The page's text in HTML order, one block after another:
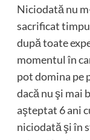
Niciodată nu
sacrificat
după toate
momentul în
pot domina pe
dacă nu şi mai
aşteptat 6 ani
niciodată şi în